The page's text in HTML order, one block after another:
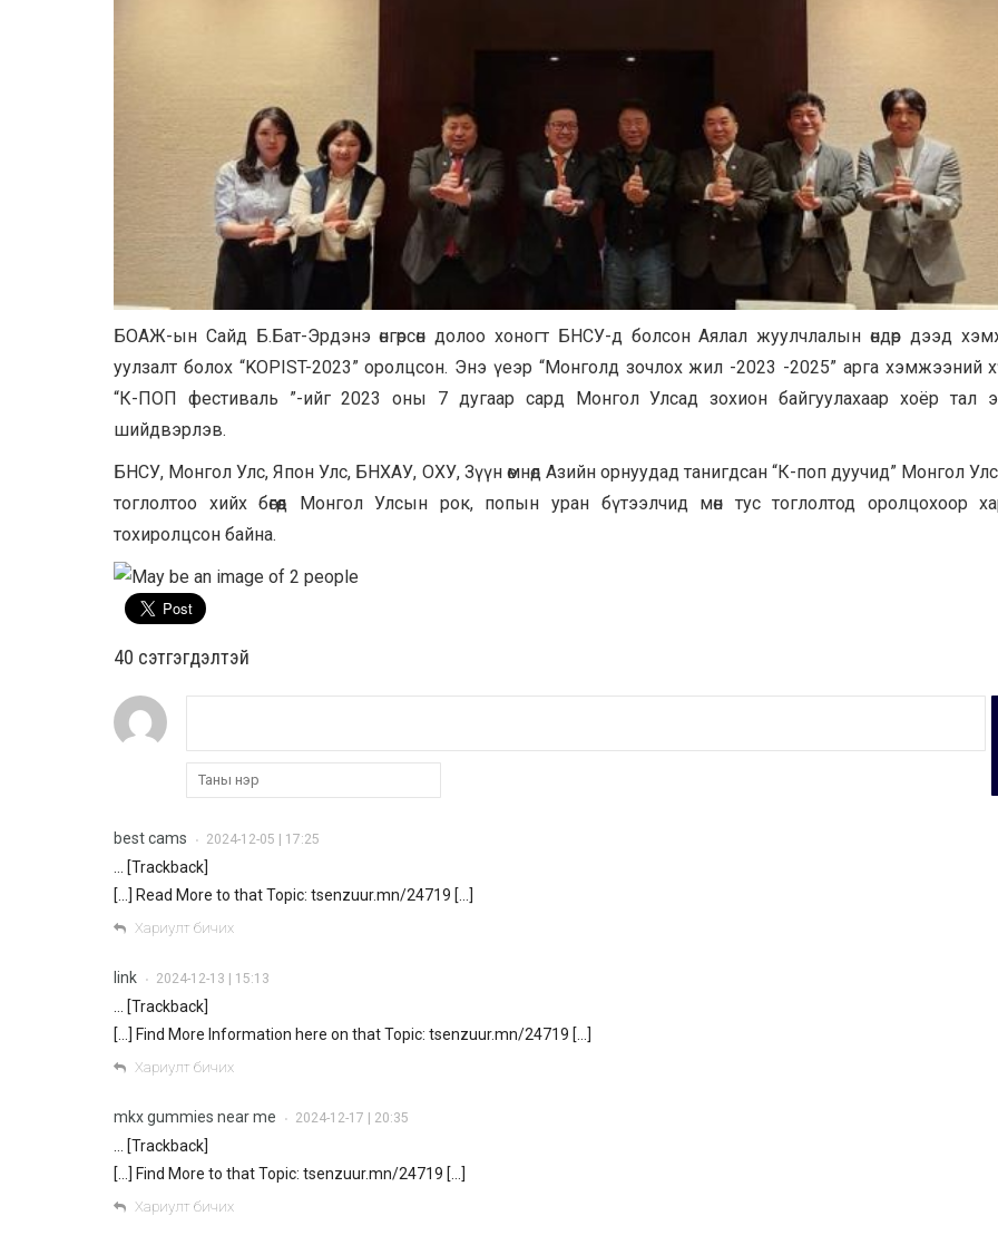
БОАЖ-ын Сайд Б.Бат-Эрдэнэ өнгөрсөн долоо хоногт БНСУ-д болсон Аялал жуулчлалын өндөр дээд
уулзалт болох “KOPIST-2023” оролцсон. Энэ үеэр “Монголд зочлох жил -2023 -2025” арга хэмжээний
“К-ПОП фестиваль ”-ийг 2023 оны 7 дугаар сард Монгол Улсад зохион байгуулахаар хоёр тал
шийдвэрлэв.
БНСУ, Монгол Улс, Япон Улс, БНХАУ, ОХУ, Зүүн өмнөд Азийн орнуудад танигдсан “К-поп дуучид” Монгол
тоглолтоо хийх бөгөөд Монгол Улсын рок, попын уран бүтээлчид мөн тус тоглолтод оролцохоор
тохиролцсон байна.
40 cэтгэгдэлтэй
best cams • 2024-12-05 | 17:25
… [Trackback]
[…] Read More to that Topic: tsenzuur.mn/24719 […]
Хариулт бичих
link • 2024-12-13 | 15:13
… [Trackback]
[…] Find More Information here on that Topic: tsenzuur.mn/24719 […]
Хариулт бичих
mkx gummies near me • 2024-12-17 | 20:35
… [Trackback]
[…] Find More to that Topic: tsenzuur.mn/24719 […]
Хариулт бичих